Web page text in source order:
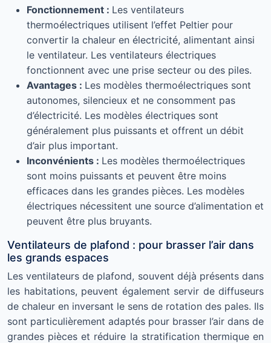
Fonctionnement : Les ventilateurs
thermoélectriques utilisent l’effet Peltier pour
convertir la chaleur en électricité, alimentant ainsi
le ventilateur. Les ventilateurs électriques
fonctionnent avec une prise secteur ou des piles.
Avantages : Les modèles thermoélectriques sont
autonomes, silencieux et ne consomment pas
d’électricité. Les modèles électriques sont
généralement plus puissants et offrent un débit
d’air plus important.
Inconvénients : Les modèles thermoélectriques
sont moins puissants et peuvent être moins
efficaces dans les grandes pièces. Les modèles
électriques nécessitent une source d’alimentation et
peuvent être plus bruyants.
Ventilateurs de plafond : pour brasser l’air dans
les grands espaces
Les ventilateurs de plafond, souvent déjà présents dans
les habitations, peuvent également servir de diffuseurs
de chaleur en inversant le sens de rotation des pales. Ils
sont particulièrement adaptés pour brasser l’air dans de
grandes pièces et réduire la stratification thermique en